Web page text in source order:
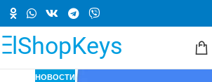
НОВОСТИ